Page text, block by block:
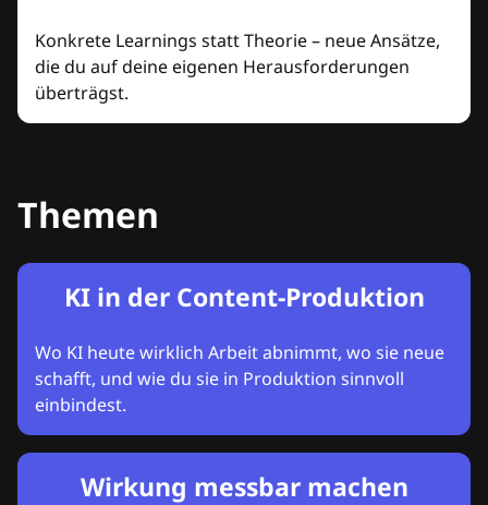
Konkrete Learnings statt Theorie – neue Ansätze,
die du auf deine eigenen Herausforderungen
überträgst.
Themen
KI in der Content-Produktion
Wo KI heute wirklich Arbeit abnimmt, wo sie neue
schafft, und wie du sie in Produktion sinnvoll
einbindest.
Wirkung messbar machen